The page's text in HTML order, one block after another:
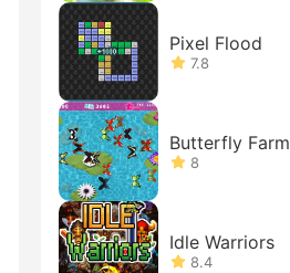
Pixel Flood
7.8
Butterfly Farm
8
Idle Warriors
8.4